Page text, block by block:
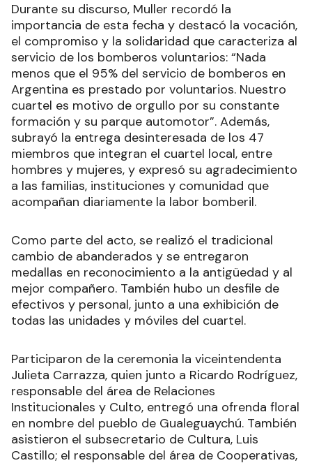
Durante su discurso, Muller recordó la
importancia de esta fecha y destacó la vocación,
el compromiso y la solidaridad que caracteriza al
servicio de los bomberos voluntarios: “Nada
menos que el 95% del servicio de bomberos en
Argentina es prestado por voluntarios. Nuestro
cuartel es motivo de orgullo por su constante
formación y su parque automotor”. Además,
subrayó la entrega desinteresada de los 47
miembros que integran el cuartel local, entre
hombres y mujeres, y expresó su agradecimiento
a las familias, instituciones y comunidad que
acompañan diariamente la labor bomberil.
Como parte del acto, se realizó el tradicional
cambio de abanderados y se entregaron
medallas en reconocimiento a la antigüedad y al
mejor compañero. También hubo un desfile de
efectivos y personal, junto a una exhibición de
todas las unidades y móviles del cuartel.
Participaron de la ceremonia la viceintendenta
Julieta Carrazza, quien junto a Ricardo Rodríguez,
responsable del área de Relaciones
Institucionales y Culto, entregó una ofrenda floral
en nombre del pueblo de Gualeguaychú. También
asistieron el subsecretario de Cultura, Luis
Castillo; el responsable del área de Cooperativas,